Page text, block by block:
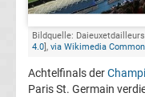
Europa
League
Bildquelle:
4.0], via Wikimedia
Achtelfinals der
Paris St. Germain